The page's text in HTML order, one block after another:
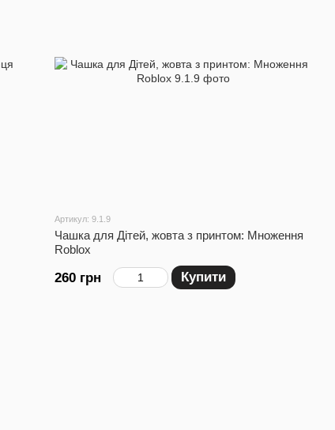
Артикул: 9.1.9
Чашка для Дітей, жовта з принтом: Множення
Roblox
260 грн Купити